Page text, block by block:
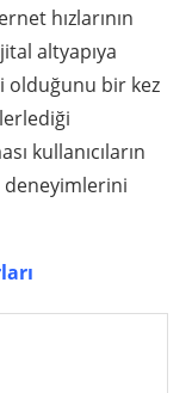
hızlarının
altyapıya
olduğunu bir kez
kullanıcıların
deneyimlerini